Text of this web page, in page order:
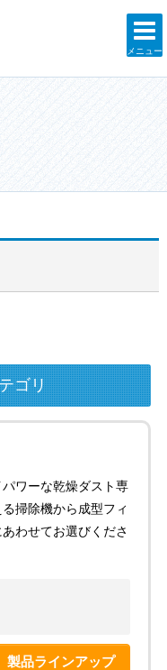
メニュー
ゴリ
ワーな乾燥ダスト専
掃除機から成型フィ
わせてお選びくださ
製品ラインアップ